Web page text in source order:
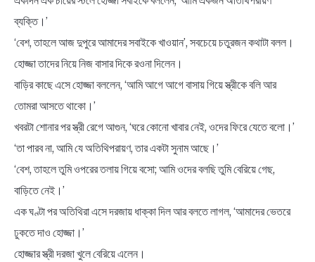
ব্যক্তি।’
‘বেশ, তাহলে আজ দুপুরে আমাদের সবাইকে খাওয়ান’, সবচেয়ে চতুরজন কথাটা বলল।
হোজ্জা তাদের নিয়ে নিজ বাসার দিকে রওনা দিলেন।
বাড়ির কাছে এসে হোজ্জা বললেন, ‘আমি আগে আগে বাসায় গিয়ে স্ত্রীকে বলি আর
তোমরা আসতে থাকো।’
খবরটা শোনার পর স্ত্রী রেগে আগুন, ‘ঘরে কোনো খাবার নেই, ওদের ফিরে যেতে বলো।’
‘তা পারব না, আমি যে অতিথিপরায়ণ, তার একটা সুনাম আছে।’
‘বেশ, তাহলে তুমি ওপরের তলায় গিয়ে বসো; আমি ওদের বলছি তুমি বেরিয়ে গেছ,
বাড়িতে নেই।’
এক ঘণ্টা পর অতিথিরা এসে দরজায় ধাক্কা দিল আর বলতে লাগল, ‘আমাদের ভেতরে
ঢুকতে দাও হোজ্জা।’
হোজ্জার স্ত্রী দরজা খুলে বেরিয়ে এলেন।